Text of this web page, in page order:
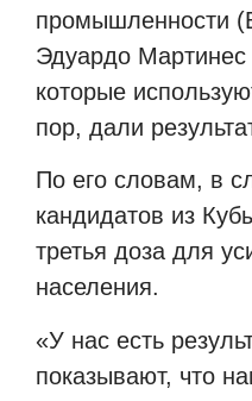
промышленности (
Эдуардо Мартинес
которые
пор, дали
По его словам, в
кандидатов из
третья доза для
населения.
«У нас есть
показывают, что